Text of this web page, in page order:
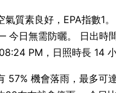
氣質素良好，EPA指數1
今日無需防曬。 日出時
PM，日照時長 14 小
機會落雨，最多可